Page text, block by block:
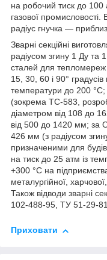
на робочий тиск до 100
газової
радіус гнучка —
Зварні секційні
радіусом згину 1 Ду та
сталей для тепломереж
15, 30, 60 і 90°
температури до 200
(зокрема ТС-583,
діаметром від 108 до
від 500 до 1420 мм; за
426 мм (з радіусом
призначеними для
на тиск до 25 атм із
+300 °C на
металургійної,
Також відводи зварні
102-488-95, ТУ 51-29-
Приховати